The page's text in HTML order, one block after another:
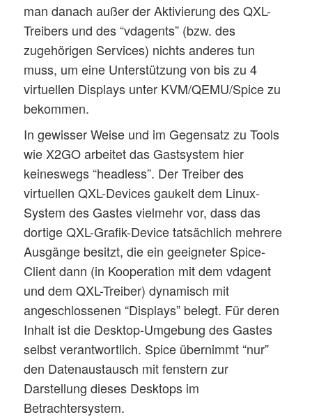
man danach außer der Aktivierung des QXL-
Treibers und des “vdagents” (bzw. des
zugehörigen Services) nichts anderes tun
muss, um eine Unterstützung von bis zu 4
virtuellen Displays unter KVM/QEMU/Spice zu
bekommen.
In gewisser Weise und im Gegensatz zu Tools
wie X2GO arbeitet das Gastsystem hier
keineswegs “headless”. Der Treiber des
virtuellen QXL-Devices gaukelt dem Linux-
System des Gastes vielmehr vor, dass das
dortige QXL-Grafik-Device tatsächlich mehrere
Ausgänge besitzt, die ein geeigneter Spice-
Client dann (in Kooperation mit dem vdagent
und dem QXL-Treiber) dynamisch mit
angeschlossenen “Displays” belegt. Für deren
Inhalt ist die Desktop-Umgebung des Gastes
selbst verantwortlich. Spice übernimmt “nur”
den Datenaustausch mit fenstern zur
Darstellung dieses Desktops im
Betrachtersystem.